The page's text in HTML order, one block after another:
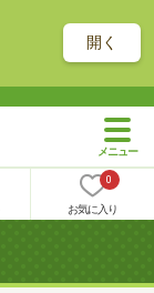
開く
0
お気に入り